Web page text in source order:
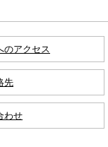
のアクセス
先
わせ